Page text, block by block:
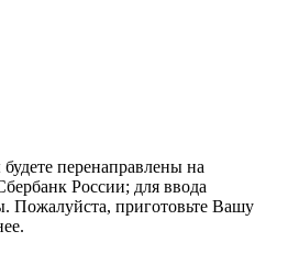
перенаправлены на
России; для ввода
Пожалуйста, приготовьте Вашу